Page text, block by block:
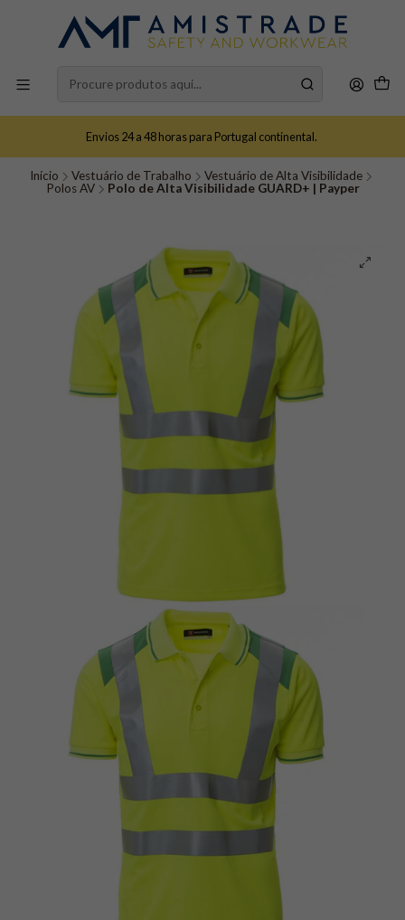
Envios 24 a 48 horas para Portugal continental.
Início Vestuário de Trabalho
Vestuário de Alta Visibilidade
Polos AV
Polo de Alta Visibilidade GUARD+ | Payper​